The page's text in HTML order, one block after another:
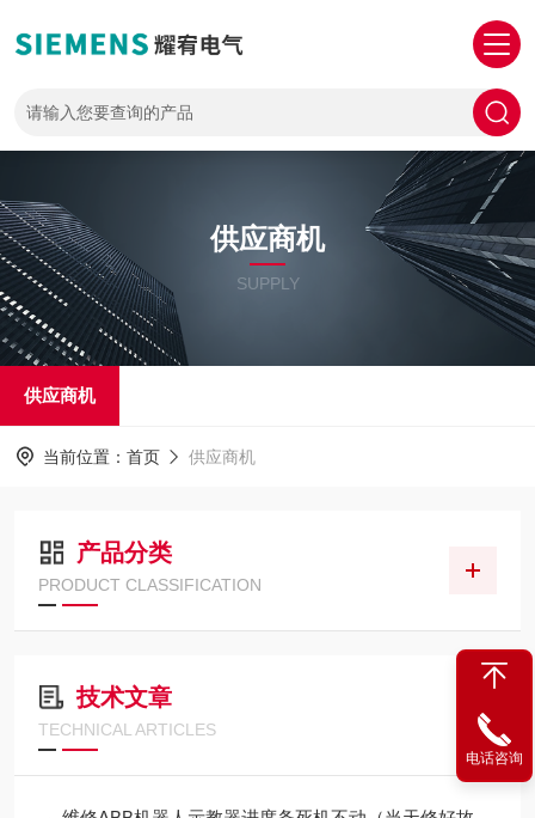
供应商机
SUPPLY
供应商机
当前位置： 首页 供应商机
产品分类
PRODUCT CLASSIFICATION
技术文章
TECHNICAL ARTICLES
电话咨询